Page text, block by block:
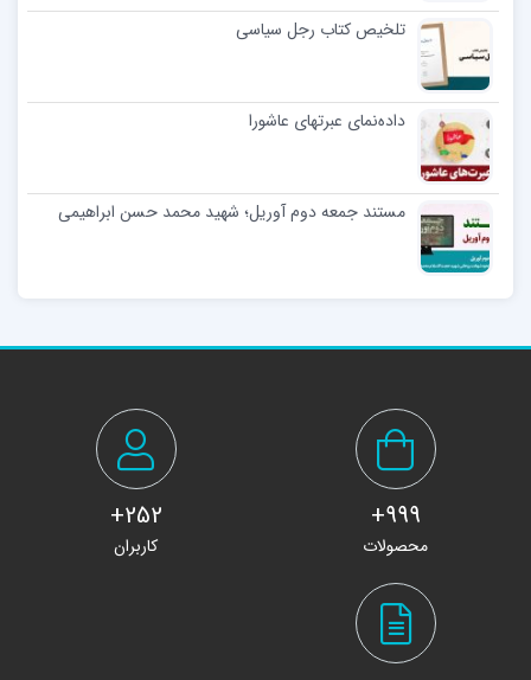
تلخیص کتاب رجل سیاسی
داده‌نمای عبرتهای عاشورا
مستند جمعه دوم آوریل؛ شهید محمد حسن ابراهیمی
999+
محصولات
252+
کاربران